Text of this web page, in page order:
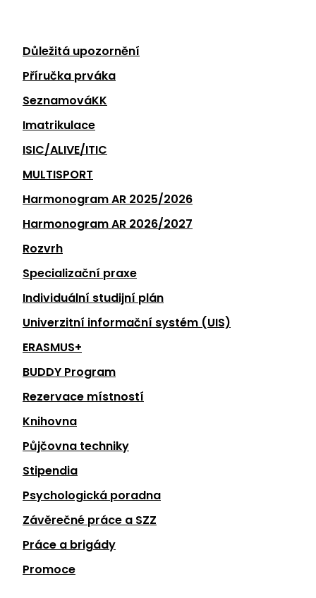
Důležitá upozornění
Příručka prváka
SeznamováKK
Imatrikulace
ISIC/ALIVE/ITIC
MULTISPORT
Harmonogram AR 2025/2026
Harmonogram AR 2026/2027
Rozvrh
Specializační praxe
Individuální studijní plán
Univerzitní informační systém (UIS)
ERASMUS+
BUDDY Program
Rezervace místností
Knihovna
Půjčovna techniky
Stipendia
Psychologická poradna
Závěrečné práce a SZZ
Práce a brigády
Promoce